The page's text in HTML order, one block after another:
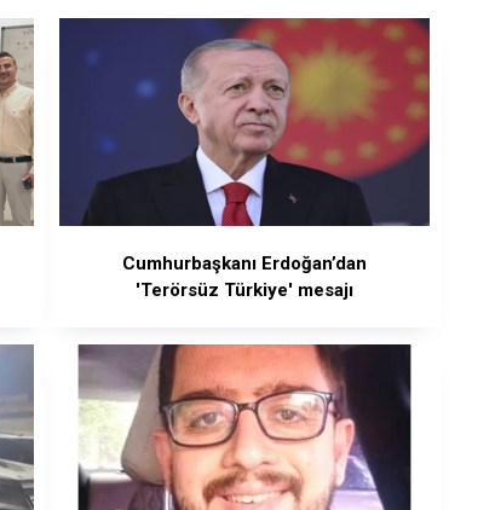
Cumhurbaşkanı Erdoğan’dan
'Terörsüz Türkiye' mesajı